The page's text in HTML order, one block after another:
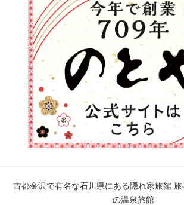
古都金沢で有名な石川県にある隠れ家旅館
の温泉旅館